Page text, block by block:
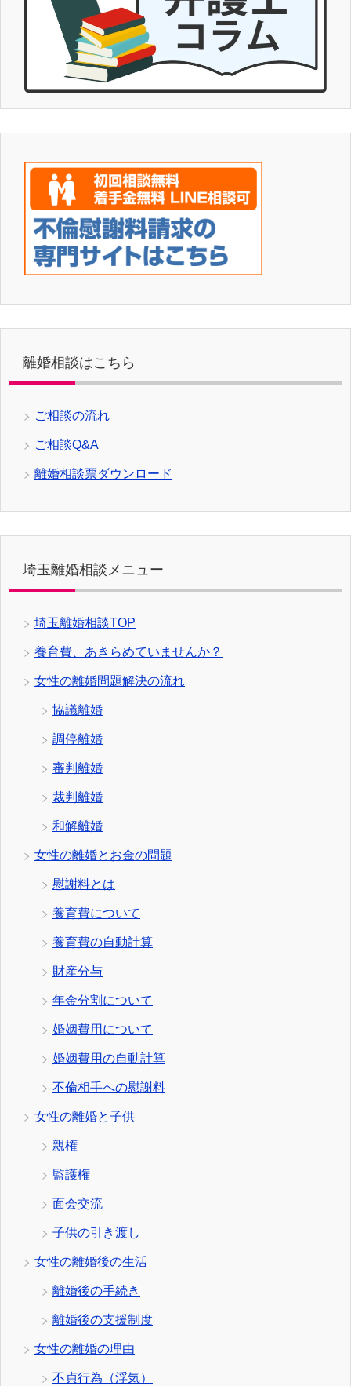
離婚相談はこちら
ご相談の流れ
ご相談Q&A
離婚相談票ダウンロード
埼玉離婚相談メニュー
埼玉離婚相談TOP
養育費、あきらめていませんか？
女性の離婚問題解決の流れ
協議離婚
調停離婚
審判離婚
裁判離婚
和解離婚
女性の離婚とお金の問題
慰謝料とは
養育費について
養育費の自動計算
財産分与
年金分割について
婚姻費用について
婚姻費用の自動計算
不倫相手への慰謝料
女性の離婚と子供
親権
監護権
面会交流
子供の引き渡し
女性の離婚後の生活
離婚後の手続き
離婚後の支援制度
女性の離婚の理由
不貞行為（浮気）